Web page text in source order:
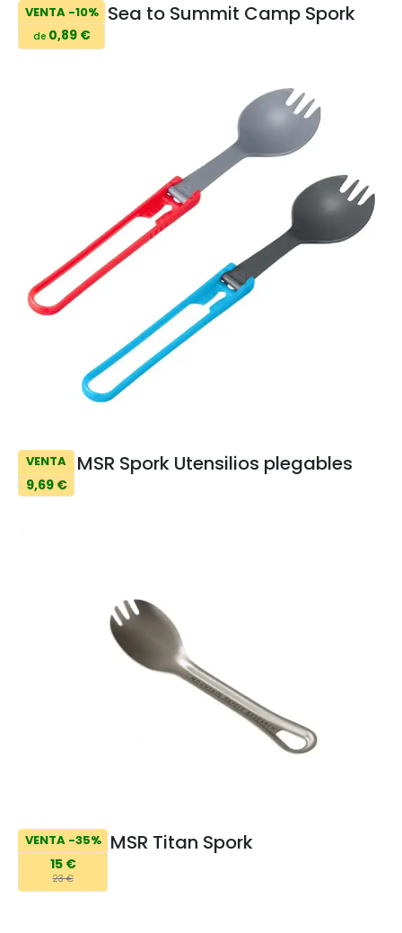
VENTA -10%
de0,89 €
Sea to Summit Camp Spork
VENTA
9,69 €
MSR Spork Utensilios plegables
VENTA -35%
15 €
23 €
MSR Titan Spork